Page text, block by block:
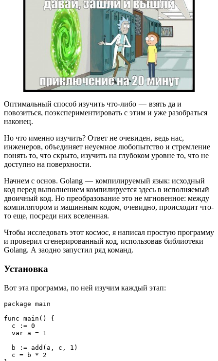
Оптимальный способ изучить что-либо — взять да и
повозиться, поэкспериментировать с этим и уже разобраться
наконец.
Но что именно изучить? Ответ не очевиден, ведь нас,
инженеров, объединяет неуемное любопытство и стремление
понять то, что скрыто, изучить на глубоком уровне то, что не
доступно на поверхности.
Начнем с основ. Golang — компилируемый язык: исходный
код перед выполнением компилируется здесь в исполняемый
двоичный код. Но преобразование это не мгновенное: между
компилятором и машинным кодом, очевидно, происходит что-
то еще, посреди них вселенная.
Чтобы исследовать этот космос, я написал простую программу
и проверил сгенерированный код, использовав библиотеки
Golang. А заодно запустил ряд команд.
Установка
Вот эта программа, по ней изучим каждый этап:
package main
func main() {
  c := 0
  var a = 1
  b := add(a, c, 1)
  c = b * 2